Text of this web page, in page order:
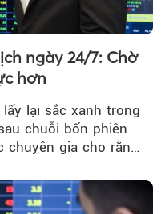
ngày 24/7: Chờ
hơn
lại sắc xanh trong
chuỗi bốn phiên
chuyên gia cho rằng